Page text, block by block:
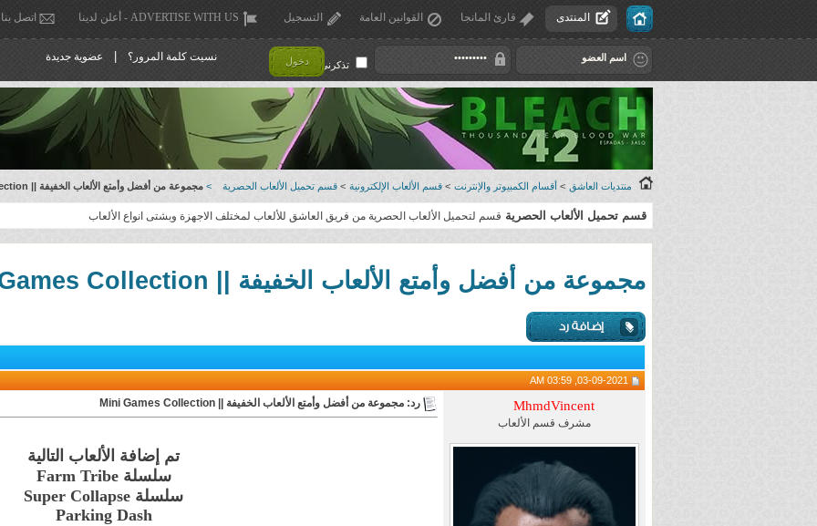
المنتدى قارئ المانجا القوانين العامة التسجيل ADVERTISE WITH US - أعلن لدينا اتصل بنا
تذكرني ! دخول نسيت كلمة المرور؟ عضوية جديدة
منتديات العاشق > أقسام الكمبيوتر والإنترنت > قسم الألعاب الإلكترونية > قسم تحميل الألعاب الحصرية > مجموعة من أفضل وأمتع الألعاب الخفيفة || Mini Games Collection
قسم تحميل الألعاب الحصرية قسم لتحميل الألعاب الحصرية من فريق العاشق للألعاب لمختلف الاجهزة وبشتى انواع الألعاب
مجموعة من أفضل وأمتع الألعاب الخفيفة || Mini Games Collection
MhmdVincent
مشرف قسم الألعاب
رد: مجموعة من أفضل وأمتع الألعاب الخفيفة || Mini Games Collection
تم إضافة الألعاب التالية
سلسلة Farm Tribe
سلسلة Super Collapse
Parking Dash